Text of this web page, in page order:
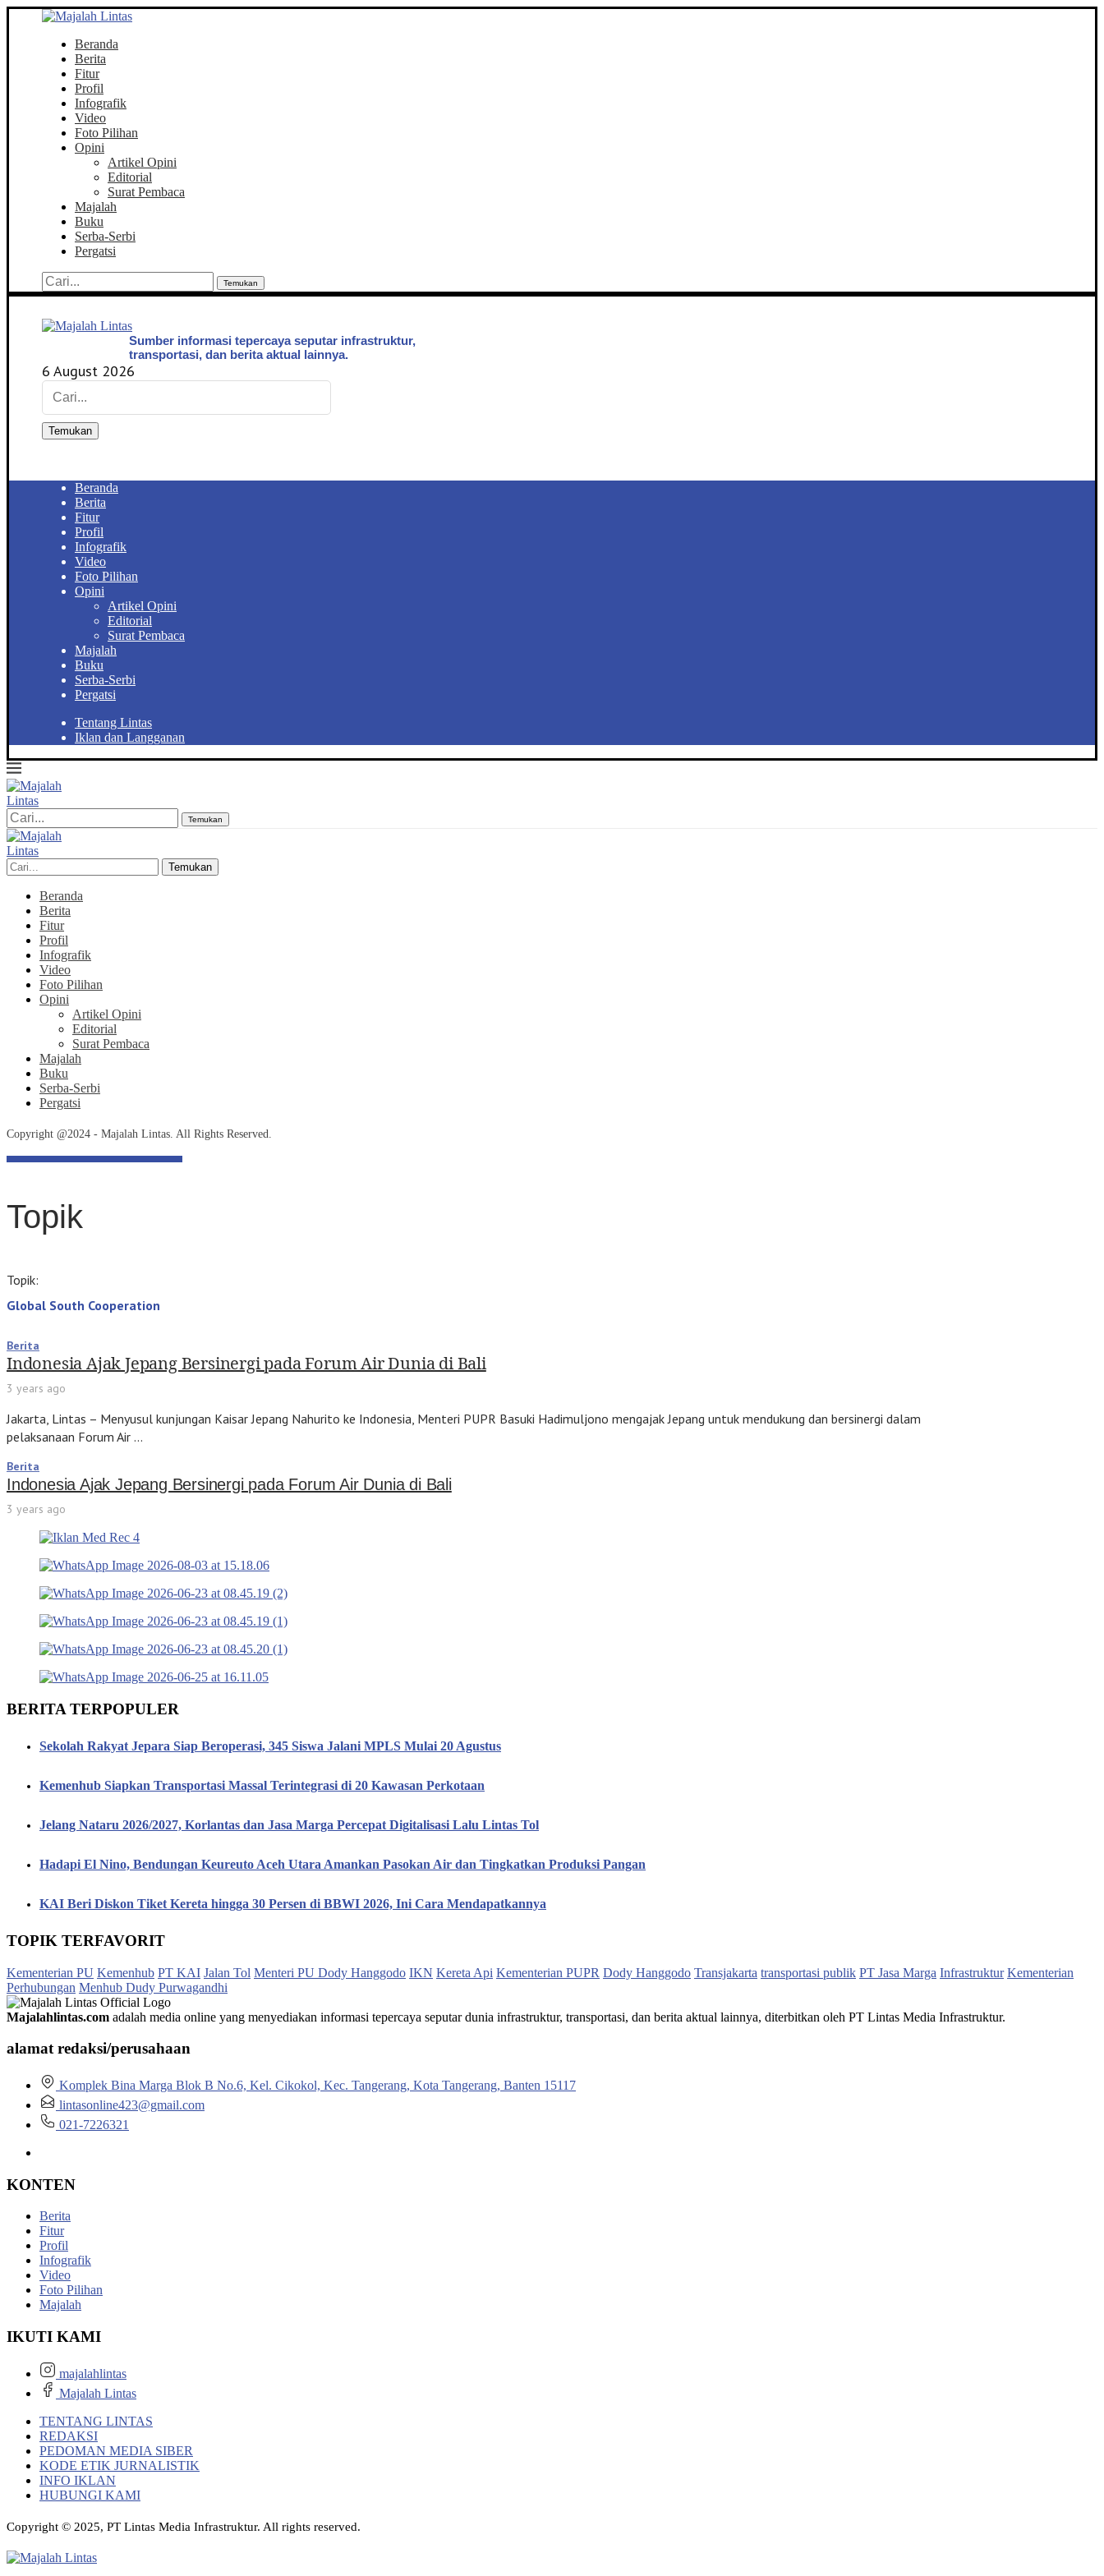
Beranda
Berita
Fitur
Profil
Infografik
Video
Foto Pilihan
Opini
Artikel Opini
Editorial
Surat Pembaca
Majalah
Buku
Serba-Serbi
Pergatsi
Temukan
Sumber informasi tepercaya seputar infrastruktur,
transportasi, dan berita aktual lainnya.
6 August 2026
Temukan
Beranda
Berita
Fitur
Profil
Infografik
Video
Foto Pilihan
Opini
Artikel Opini
Editorial
Surat Pembaca
Majalah
Buku
Serba-Serbi
Pergatsi
Tentang Lintas
Iklan dan Langganan
Temukan
Temukan
Beranda
Berita
Fitur
Profil
Infografik
Video
Foto Pilihan
Opini
Artikel Opini
Editorial
Surat Pembaca
Majalah
Buku
Serba-Serbi
Pergatsi
Copyright @2024 - Majalah Lintas. All Rights Reserved.
Topik
Topik:
Global South Cooperation
Berita
Indonesia Ajak Jepang Bersinergi pada Forum Air Dunia di Bali
3 years ago
Jakarta, Lintas – Menyusul kunjungan Kaisar Jepang Nahurito ke Indonesia, Menteri PUPR Basuki Hadimuljono mengajak Jepang untuk mendukung dan bersinergi dalam
pelaksanaan Forum Air …
Berita
Indonesia Ajak Jepang Bersinergi pada Forum Air Dunia di Bali
3 years ago
BERITA TERPOPULER
Sekolah Rakyat Jepara Siap Beroperasi, 345 Siswa Jalani MPLS Mulai 20 Agustus
Kemenhub Siapkan Transportasi Massal Terintegrasi di 20 Kawasan Perkotaan
Jelang Nataru 2026/2027, Korlantas dan Jasa Marga Percepat Digitalisasi Lalu Lintas Tol
Hadapi El Nino, Bendungan Keureuto Aceh Utara Amankan Pasokan Air dan Tingkatkan Produksi Pangan
KAI Beri Diskon Tiket Kereta hingga 30 Persen di BBWI 2026, Ini Cara Mendapatkannya
TOPIK TERFAVORIT
Kementerian PU Kemenhub PT KAI Jalan Tol Menteri PU Dody Hanggodo IKN Kereta Api Kementerian PUPR Dody Hanggodo Transjakarta transportasi publik PT Jasa Marga Infrastruktur Kementerian
Perhubungan Menhub Dudy Purwagandhi
Majalahlintas.com adalah media online yang menyediakan informasi tepercaya seputar dunia infrastruktur, transportasi, dan berita aktual lainnya, diterbitkan oleh PT Lintas Media Infrastruktur.
alamat redaksi/perusahaan
Komplek Bina Marga Blok B No.6, Kel. Cikokol, Kec. Tangerang, Kota Tangerang, Banten 15117
lintasonline423@gmail.com
021-7226321
KONTEN
Berita
Fitur
Profil
Infografik
Video
Foto Pilihan
Majalah
IKUTI KAMI
majalahlintas
Majalah Lintas
TENTANG LINTAS
REDAKSI
PEDOMAN MEDIA SIBER
KODE ETIK JURNALISTIK
INFO IKLAN
HUBUNGI KAMI
Copyright © 2025, PT Lintas Media Infrastruktur. All rights reserved.